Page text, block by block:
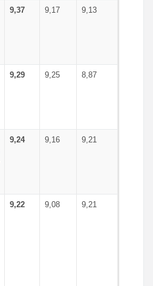
9,37 9,17 9,13
9,29 9,25 8,87
9,24 9,16 9,21
9,22 9,08 9,21